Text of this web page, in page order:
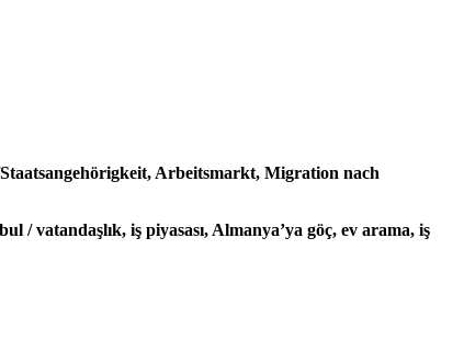
Arbeitsmarkt, Migration nach
/ vatandaşlık, iş piyasası, Almanya’ya göç, ev arama, iş